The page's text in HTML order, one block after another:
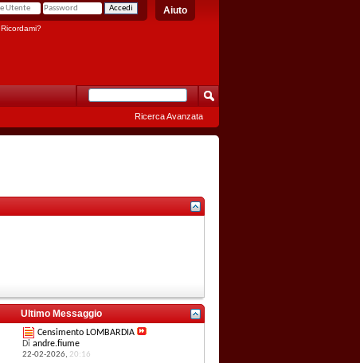
Aiuto
Ricordami?
Ricerca Avanzata
Ultimo Messaggio
Censimento LOMBARDIA
Di andre.fiume
22-02-2026, 20:16